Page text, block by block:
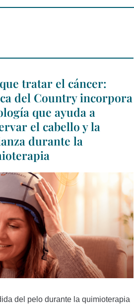
tratar el cáncer:
del Country incorpora
que ayuda a
el cabello y la
durante la
del pelo durante la quimioterapia